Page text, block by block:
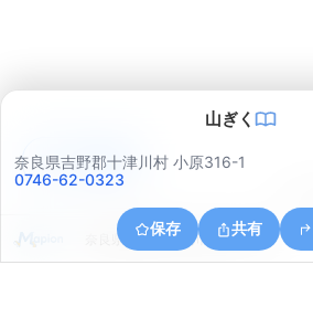
山ぎく
奈良県吉野郡十津川村 小原316-1
0746-62-0323
保存 共有
奈良県吉野郡十津川村大字小原
アプリで見る